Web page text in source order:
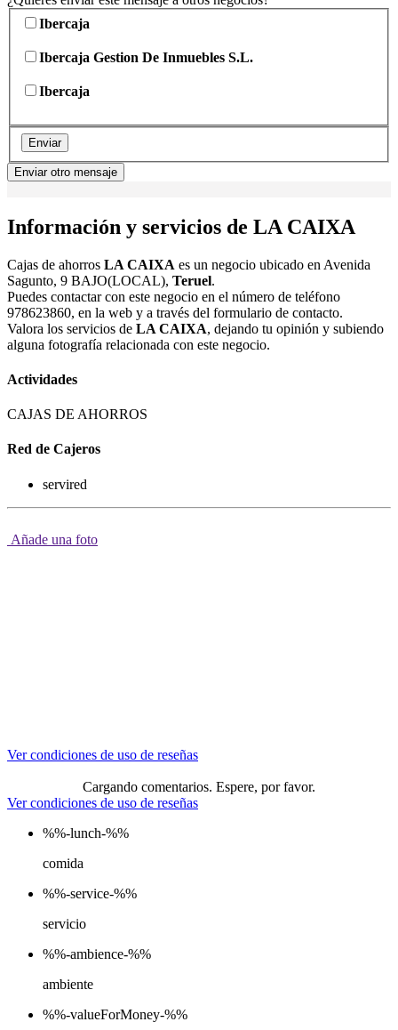
Ibercaja
Ibercaja Gestion De Inmuebles S.L.
Ibercaja
Enviar
Enviar otro mensaje
Información y servicios de LA CAIXA
Cajas de ahorros LA CAIXA es un negocio ubicado en Avenida
Sagunto, 9 BAJO(LOCAL), Teruel.
Puedes contactar con este negocio en el número de teléfono
978623860, en la web y a través del formulario de contacto.
Valora los servicios de LA CAIXA, dejando tu opinión y subiendo
alguna fotografía relacionada con este negocio.
Actividades
CAJAS DE AHORROS
Red de Cajeros
servired
Añade una foto
Ver condiciones de uso de reseñas
Cargando comentarios. Espere, por favor.
Ver condiciones de uso de reseñas
%%-lunch-%%
comida
%%-service-%%
servicio
%%-ambience-%%
ambiente
%%-valueForMoney-%%